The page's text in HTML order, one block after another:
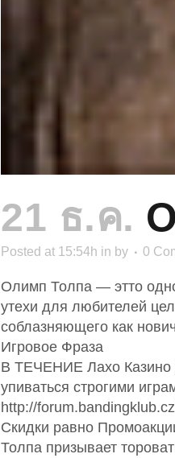
21 ธ.ค.
Posted at 15:54h in by 0
Олимп Толпа — этто
утехи для любителей
соблазняющего как
Игровое Фраза
В ТЕЧЕНИЕ Лахо Казино
упиваться строгими
http://
Скидки равно
Толпа призывает